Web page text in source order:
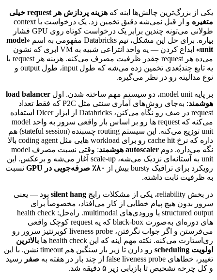
یکی از بزرگ‌ترین چالش‌ها اینه که هزینه پردازش هر request خیلی
متغیره و از قبل نمی‌شه دقیق تخمین زد. یک درخواست با context
طولانی می‌تونه چندین برابر یک درخواست کوتاه روی GPU فشار
بیاره. برای حل این مشکل، تیم Databricks مفهومی به اسم «
model
unit
» ابداع کردن — یه واحد انتزاعی شبیه به VM ابری که نشون
می‌ده هر request چقدر ظرفیت مصرف می‌کنه. هزینه هر request با
یه تابع چندبُعدی تخمین زده می‌شه که طول input، طول output و
نوع مدالیته رو در نظر می‌گیره.
بر پایه model unit، دو سیستم مهم ساخته شدن. اول load balancer
هوشمند: به‌جای روش‌های آماری سنتی مثل P2C که فقط تعداد
request در صف رو نگاه می‌کنن، Databricks از ابزار Dicer استفاده
می‌کنه که request ها رو بر اساس بار واقعی سرور به واحد model
unit توزیع می‌کنه. این سیستم routing چسبنده (stateful session) هم
داره که نرخ cache hit رو برای workload هایی مثل coding agent بالا
نگه می‌داره. دوم autoscaler هوشمند: وقتی نسبت مصرف model
unit به آستانه‌ای نزدیک می‌شه، scale-up آغاز می‌شه و برعکس. این
رویکرد برای ترافیک bursty بیش از ۸۰٪ صرفه‌جویی در GPU نسبت
به ظرفیت ثابت داشته.
در بخش reliability، یکی از مشکلات رایج silent hang بود — یعنی
سرور بدون هیچ پیام خطایی از کار می‌افتاد، مخصوصاً برای
structured output یا ورودی‌های multimodal
. راه‌حل: health check
های دوره‌ای به‌صورت black-box که یه request کوچک واقعی
می‌فرستن و اگر جواب نگرفتن، liveness probe کوبرنتیز سرور رو
ری‌استارت می‌کنه. نکته مهم اینه که این health check ها بالاترین
اولویت scheduling رو دارن تا زیر بار سنگین هم timeout نشن. با این
تغییر، خطاهای false liveness probe از چند بار در هفته به صفر رسید
و کل چرخه تشخیص تا بازیابی زیر ۵ دقیقه شد.